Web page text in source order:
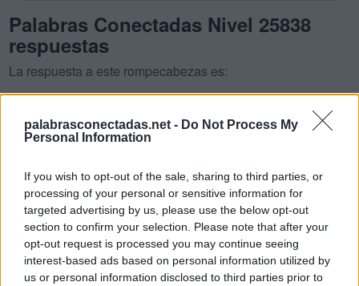
palabrasconectadas.net - Do Not Process My
Personal Information
If you wish to opt-out of the sale, sharing to third parties, or
processing of your personal or sensitive information for
targeted advertising by us, please use the below opt-out
section to confirm your selection. Please note that after your
opt-out request is processed you may continue seeing
interest-based ads based on personal information utilized by
us or personal information disclosed to third parties prior to
Palabras Conectadas Nivel 25838
respuestas
La respuesta a este rompecabezas es:
T
E
N
T
U N
E
G
U S T
E
G
U S T E
N
Palabras extra: